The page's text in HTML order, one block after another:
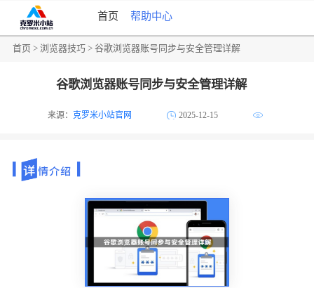
首页 帮助中心
首页 >浏览器技巧 > 谷歌浏览器账号同步与安全管理详解
谷歌浏览器账号同步与安全管理详解
来源：克罗米小站官网 2025-12-15